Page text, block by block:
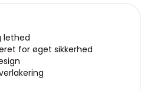
lethed
for øget sikkerhed